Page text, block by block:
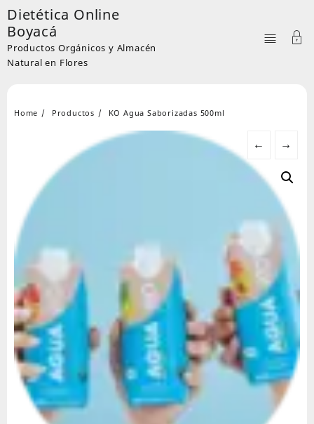
Skip
to
content
Dietética Online
Boyacá
Productos Orgánicos y Almacén
Natural en Flores
Home Productos KO Agua Saborizadas 500ml
← →